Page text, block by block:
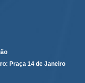
Praça 14 de Janeiro